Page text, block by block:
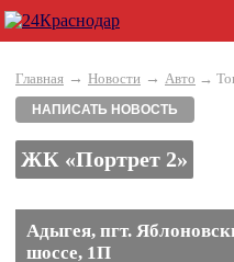
Главная → Новости → Авто →
НАПИСАТЬ НОВОСТЬ
ЖК «Портрет 2»
Адыгея, пгт.
шоссе, 1П